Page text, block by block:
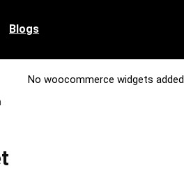
Blogs
No woocommerce widgets added